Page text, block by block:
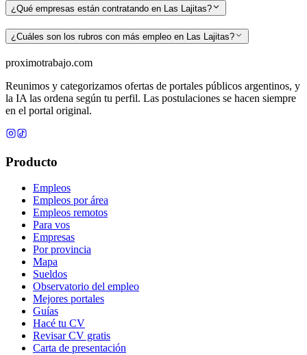
¿Qué empresas están contratando en Las Lajitas?
¿Cuáles son los rubros con más empleo en Las Lajitas?
proximotrabajo.com
Reunimos y categorizamos ofertas de portales públicos argentinos, y
la IA las ordena según tu perfil. Las postulaciones se hacen siempre
en el portal original.
Producto
Empleos
Empleos por área
Empleos remotos
Para vos
Empresas
Por provincia
Mapa
Sueldos
Observatorio del empleo
Mejores portales
Guías
Hacé tu CV
Revisar CV gratis
Carta de presentación